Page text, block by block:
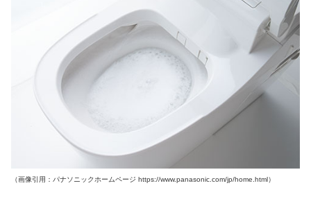
（画像引用：パナソニックホームページ https://www.panasonic.com/jp/home.html）